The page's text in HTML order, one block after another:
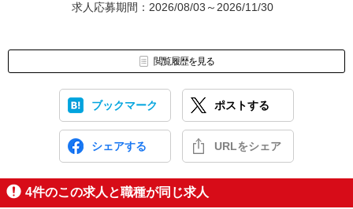
求人応募期間：2026/08/03～2026/11/30
閲覧履歴を見る
ブックマーク ポストする
シェアする URLをシェア
4件のこの求人と職種が同じ求人